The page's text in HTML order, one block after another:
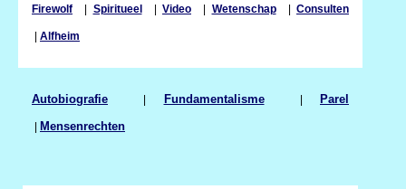
Firewolf | Spiritueel| Video | Wetenschap| Consulten
| Alfheim
Autobiografie | Fundamentalisme| Parel
| Mensenrechten